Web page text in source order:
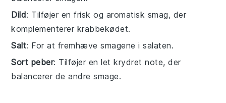
Dild: Tilføjer en frisk og aromatisk smag, der
komplementerer krabbekødet.
Salt: For at fremhæve smagene i salaten.
Sort peber: Tilføjer en let krydret note, der
balancerer de andre smage.